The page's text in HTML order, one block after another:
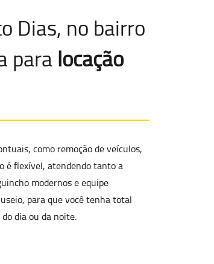
Dias, no bairro
para locação
, como remoção de veículos,
é flexível, atendendo tanto a
modernos e equipe
para que você tenha total
dia ou da noite.